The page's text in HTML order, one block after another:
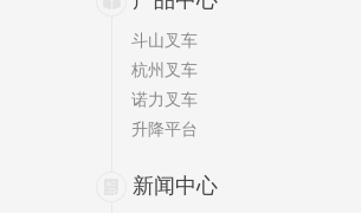
斗山叉车
杭州叉车
诺力叉车
升降平台
新闻中心